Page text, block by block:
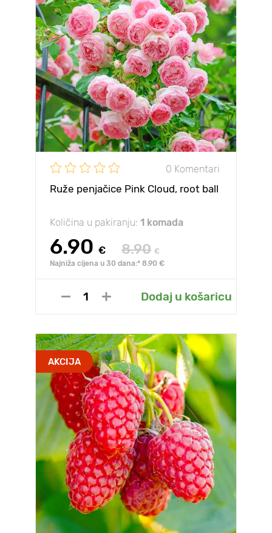
0 Komentari
Ruže penjačice Pink Cloud, root ball
Količina u pakiranju: 1 komada
6.90 € 8.90 €
Najniža cijena u 30 dana:* 8.90 €
Dodaj u košaricu
AKCIJA